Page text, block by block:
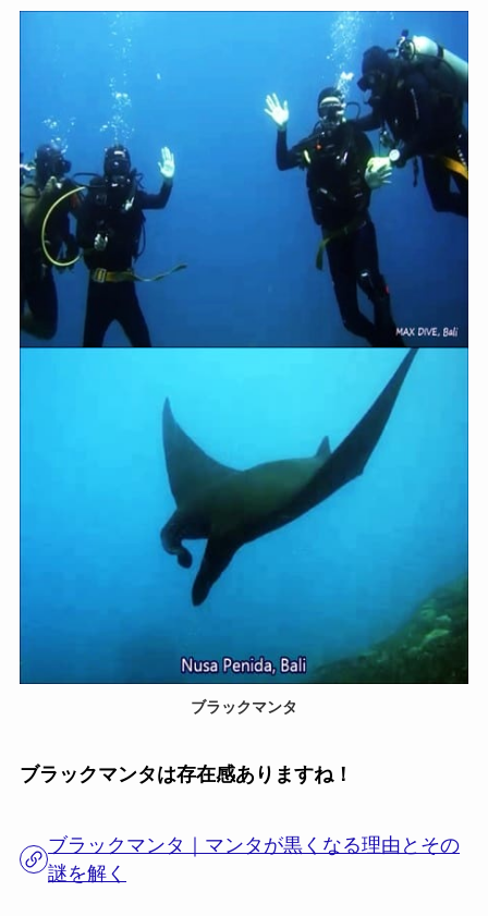
ブラックマンタ
ブラックマンタは存在感ありますね！
ブラックマンタ｜マンタが黒くなる理由とその
謎を解く